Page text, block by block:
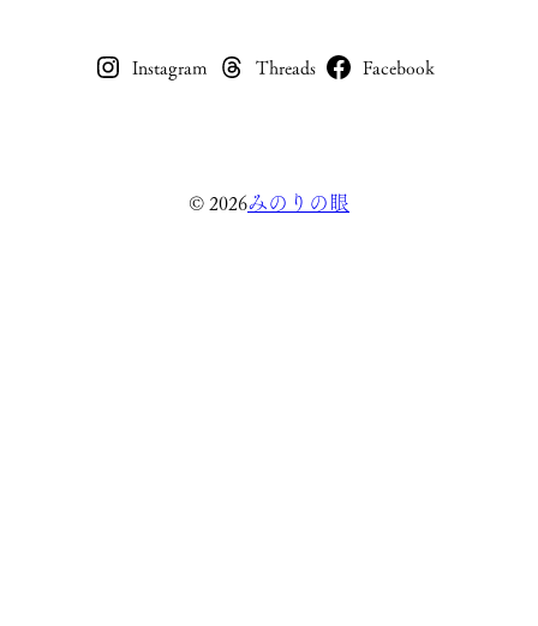
Instagram Threads Facebook
© 2026みのりの眼